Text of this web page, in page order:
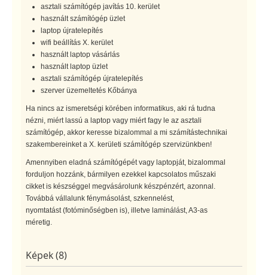
asztali számítógép javítás 10. kerület
használt számítógép üzlet
laptop újratelepítés
wifi beállítás X. kerület
használt laptop vásárlás
használt laptop üzlet
asztali számítógép újratelepítés
szerver üzemeltetés Kőbánya
Ha nincs az ismeretségi körében informatikus, aki rá tudna
nézni, miért lassú a laptop vagy miért fagy le az asztali
számítógép, akkor keresse bizalommal a mi számítástechnikai
szakembereinket a X. kerületi számítógép szervizünkben!
Amennyiben eladná számítógépét vagy laptopját, bizalommal
forduljon hozzánk, bármilyen ezekkel kapcsolatos műszaki
cikket is készséggel megvásárolunk készpénzért, azonnal.
Továbbá vállalunk fénymásolást, szkennelést,
nyomtatást (fotóminőségben is), illetve laminálást, A3-as
méretig.
Képek (8)